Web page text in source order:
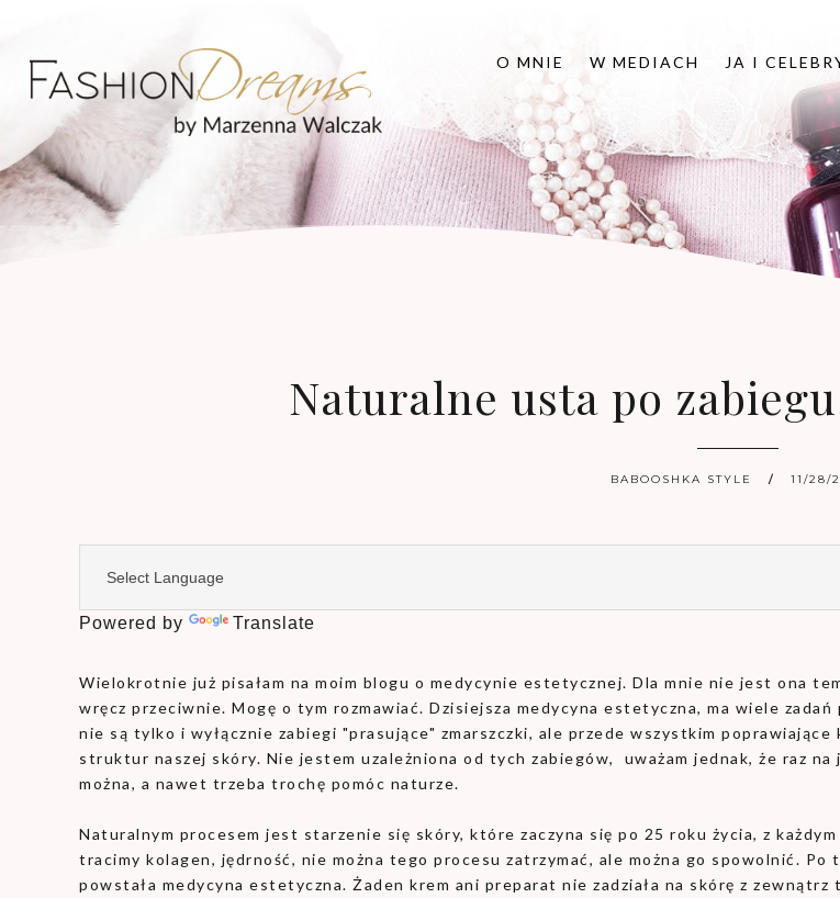
O MNIE W MEDIACH JA I
Naturalne usta po
BABOOSHKA STYLE 11/28/
Powered by Translate
Wielokrotnie już pisałam na moim blogu o medycynie estetycznej. Dla mnie nie jest ona
wręcz przeciwnie. Mogę o tym rozmawiać. Dzisiejsza medycyna estetyczna, ma wiele zadań
nie są tylko i wyłącznie zabiegi "prasujące" zmarszczki, ale przede wszystkim poprawiające
struktur naszej skóry. Nie jestem uzależniona od tych zabiegów, uważam jednak, że raz na
można, a nawet trzeba trochę pomóc naturze.
Naturalnym procesem jest starzenie się skóry, które zaczyna się po 25 roku życia, z każdym
tracimy kolagen, jędrność, nie można tego procesu zatrzymać, ale można go spowolnić. Po
powstała medycyna estetyczna. Żaden krem ani preparat nie zadziała na skórę z zewnątrz